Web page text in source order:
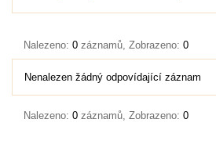
Nalezeno: 0 záznamů, Zobrazeno: 0
Nenalezen žádný odpovídající záznam
Nalezeno: 0 záznamů, Zobrazeno: 0